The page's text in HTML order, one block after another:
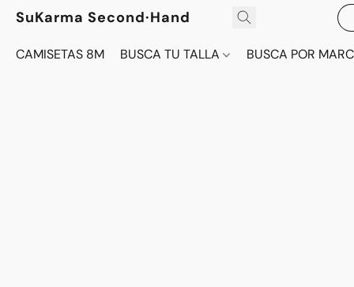
SuKarma Second·Hand
CAMISETAS 8M BUSCA TU TALLA BUSCA POR